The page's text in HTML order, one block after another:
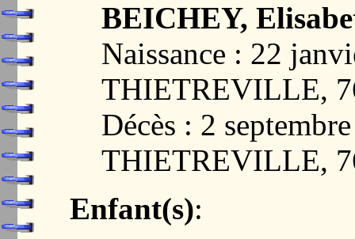
BEICHEY,
Naissance : 22
THIETREVILLE,
Décès : 2
THIETREVILLE,
Enfant(s):